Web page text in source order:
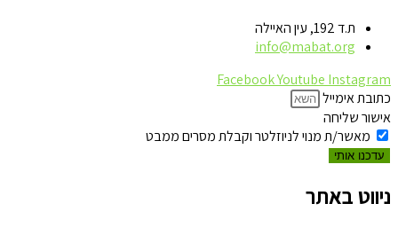
ת.ד 192, עין האיילה
info@mabat.org
FacebookYoutube Instagram
כתובת אימייל
אישור שליחה
מאשר/ת מנוי לניוזלטר וקבלת מסרים ממבט
עדכנו אותי
ניווט באתר